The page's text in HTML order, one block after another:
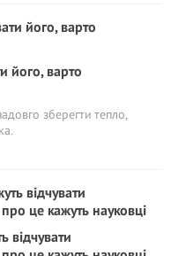
його, варто
зберегти тепло,
відчувати